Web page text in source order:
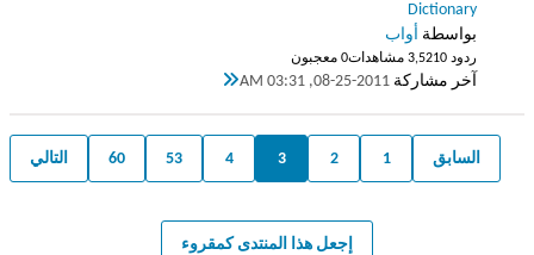
Dictionary
بواسطة أواب
ردود 0 3,521 مشاهدات 0 معجبون
آخر مشاركة 08-25-2011, 03:31 AM
السابق 1
2
3
4
53
60 التالي
إجعل هذا المنتدى كمقروء